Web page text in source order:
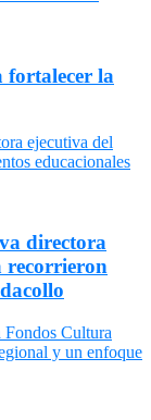
fortalecer la
directora
recorrieron